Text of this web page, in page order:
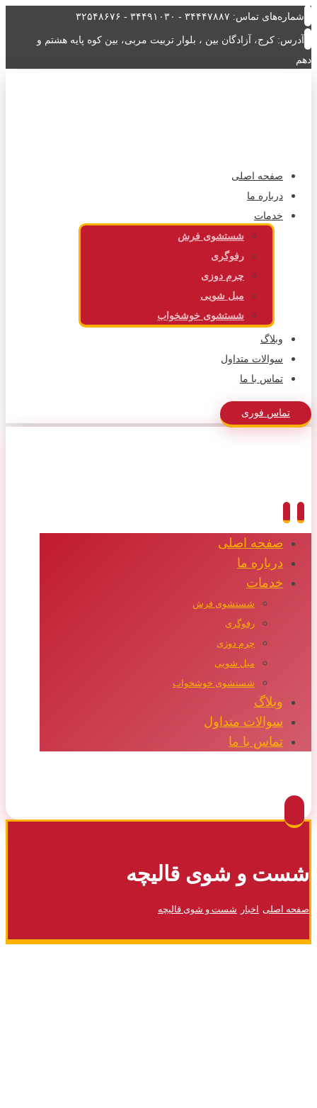
شماره‌های تماس: ۳۴۴۴۷۸۸۷ - ۳۴۴۹۱۰۳۰ - ۳۲۵۴۸۶۷۶
آدرس: کرج، آزادگان بین ، بلوار تربیت مربی، بین کوه پایه هشتم و
دهم
صفحه اصلی
درباره ما
خدمات
شستشوی فرش
رفوگری
چرم دوزی
مبل شویی
شستشوی خوشخواب
وبلاگ
سوالات متداول
تماس با ما
تماس فوری
صفحه اصلی
درباره ما
خدمات
شستشوی فرش
رفوگری
چرم دوزی
مبل شویی
شستشوی خوشخواب
وبلاگ
سوالات متداول
تماس با ما
شست و شوی قالیچه
صفحه اصلی اخبار شست و شوی قالیچه